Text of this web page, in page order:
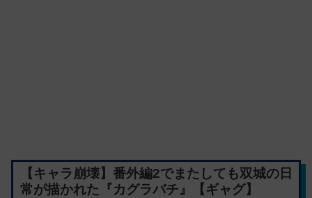
【キャラ崩壊】番外編2でまたしても双城の日
常が描かれた『カグラバチ』【ギャグ】